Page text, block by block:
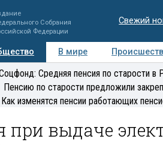
Собрания
Федерации
Свежий
В мире
Регионы Медиацентр
Средняя пенсия по старости в
Пенсию по старости предложили
Как изменятся пенсии работающих
при выдаче